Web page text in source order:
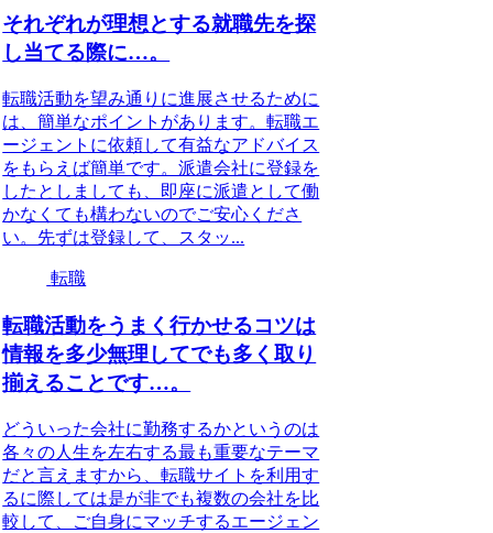
それぞれが理想とする就職先を探
し当てる際に…。
転職活動を望み通りに進展させるために
は、簡単なポイントがあります。転職エ
ージェントに依頼して有益なアドバイス
をもらえば簡単です。派遣会社に登録を
したとしましても、即座に派遣として働
かなくても構わないのでご安心くださ
い。先ずは登録して、スタッ...
転職
転職活動をうまく行かせるコツは
情報を多少無理してでも多く取り
揃えることです…。
どういった会社に勤務するかというのは
各々の人生を左右する最も重要なテーマ
だと言えますから、転職サイトを利用す
るに際しては是が非でも複数の会社を比
較して、ご自身にマッチするエージェン